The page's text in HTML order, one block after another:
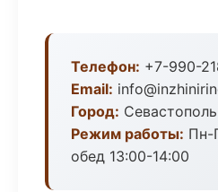
Телефон: +7-990-
Email:
Город: Севастополь
Режим работы: Пн-
обед 13:00-14:00